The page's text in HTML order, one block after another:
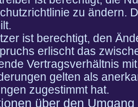
zu ändern.
ist berechtigt, den
erlischt das
Vertragsverhältnis
gelten als
zugestimmt hat.
über den